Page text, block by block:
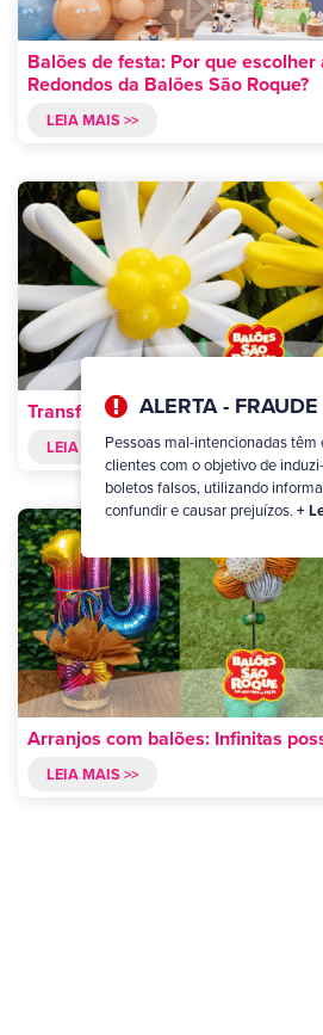
ALERTA -
Pessoas mal-intencionadas
clientes com o objetivo de
boletos falsos, utilizando
confundir e causar prejuízos. +
Balões de festa: Por que escolher
Redondos da Balões São Roque?
LEIA MAIS >>
Transforme sua festa com balões
LEIA MAIS >>
Arranjos com balões: Infinitas
LEIA MAIS >>